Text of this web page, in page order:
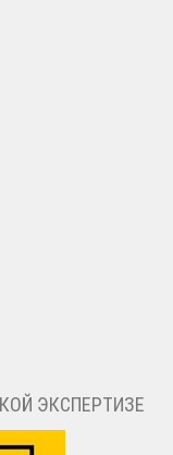
ЭКСПЕРТИЗЕ